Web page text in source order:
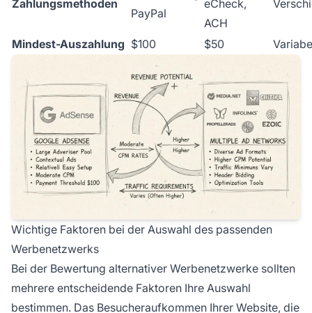
Zahlungsmethoden
PayPal
eCheck,
ACH
Mindest-Auszahlung $100 $50
Wichtige Faktoren bei der Auswahl des passenden
Werbenetzwerks
Bei der Bewertung alternativer Werbenetzwerke sollten
mehrere entscheidende Faktoren Ihre Auswahl
bestimmen. Das Besucheraufkommen Ihrer Website, die